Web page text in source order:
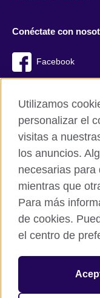
Conéctate con
Facebook
British Council global
Políticas de
© 2026 British Council
The United
relations and
Utilizamos
personalizar el
visitas a
los anuncios.
necesarias para
mientras que
Para más
de cookies.
el centro de